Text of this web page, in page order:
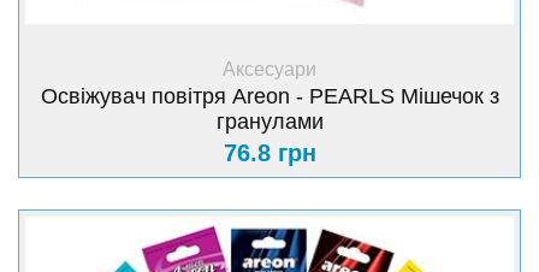
Аксесуари
Освіжувач повітря Areon - PEARLS Мішечок з
гранулами
76.8 грн